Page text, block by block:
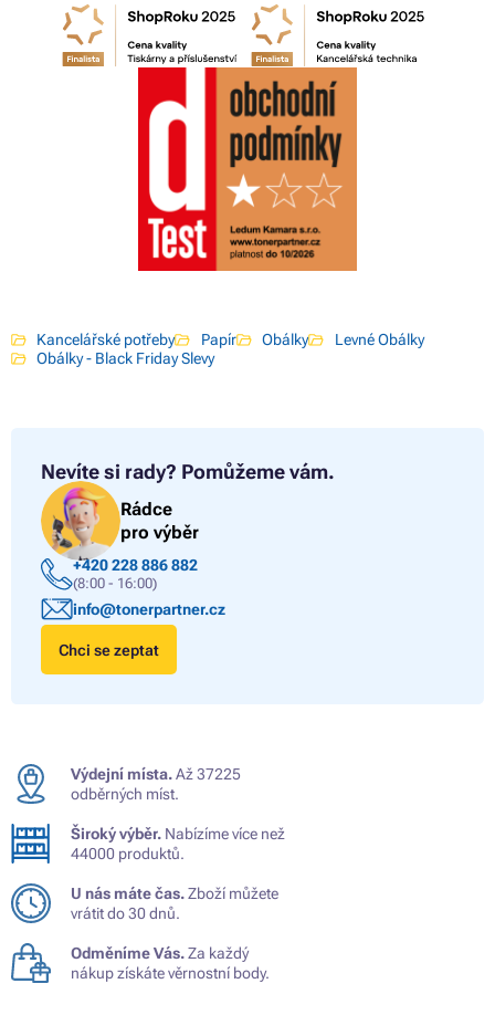
Kancelářské potřeby Papír Obálky
Levné Obálky
Obálky - Black Friday Slevy
Nevíte si rady? Pomůžeme vám.
Rádce
pro výběr
+420 228 886 882
(8:00 - 16:00)
info@tonerpartner.cz
Chci se zeptat
Výdejní místa.Až 37225
odběrných míst.
Široký výběr. Nabízíme více než
44000 produktů.
U nás máte čas.Zboží můžete
vrátit do 30 dnů.
Odměníme Vás.Za každý
nákup získáte věrnostní body.